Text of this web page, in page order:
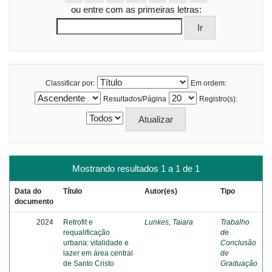
ou entre com as primeiras letras:
Classificar por:
Em ordem:
Resultados/Página
Registro(s):
Mostrando resultados 1 a 1 de 1
Data do
documento
Título Autor(es) Tipo
2024
Retrofit e
requalificação
urbana: vitalidade e
lazer em área central
de Santo Cristo
Lunkes, Taiara
Trabalho
de
Conclusão
de
Graduação